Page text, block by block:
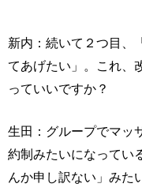
新内：続いて２つ目、
てあげたい」。これ、
っていいですか？
生田：グループでマッ
約制みたいになってい
んか申し訳ない」みた